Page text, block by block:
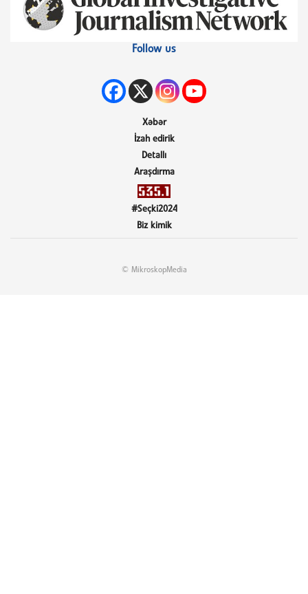
Follow us
Xəbər
İzah edirik
Detallı
Araşdırma
#Seçki2024
Biz kimik
© MikroskopMedia